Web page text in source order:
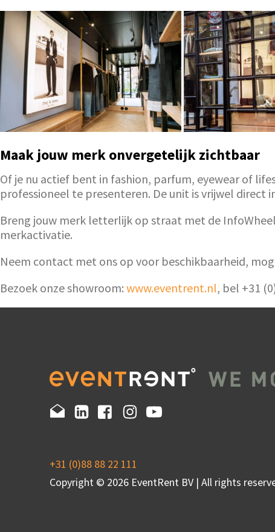
Maak jouw merk onvergetelijk zichtbaar
Of je nu actief bent in fashion, parfum, eyewear of
professioneel te presenteren. De unit is vrijwel
Breng jouw merk letterlijk op straat met de
merkactivatie.
Neem contact met ons op voor beschikbaarheid,
Bezoek onze showroom: www.eventrent.nl, bel +31
+31 (0)88 88 22 111
Copyright © 2026 EventRent BV | All rights